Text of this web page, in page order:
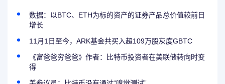
数据：以BTC、ETH为标的资产的证券产品总价值较前日
增长
11月1日至今，ARK基金共买入超109万股灰度GBTC
《富爸爸穷爸爸》作者：比特币投资者在美联储转向时变
得